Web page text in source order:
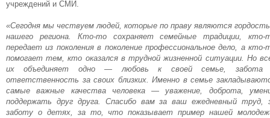
учреждений и СМИ.
«Сегодня мы чествуем людей, которые по праву являются
нашего региона. Кто-то сохраняет семейные традиции, кто-
передает из поколения в поколение профессиональное дело, а кто-
помогает тем, кто оказался в трудной жизненной ситуации. Но
их объединяет одно — любовь к своей семье, забота
ответственность за своих близких. Именно в семье
самые важные качества человека — уважение, доброта,
поддержать друг друга. Спасибо вам за ваш ежедневный труд,
заботу о детях, за то, что показывает пример нашей